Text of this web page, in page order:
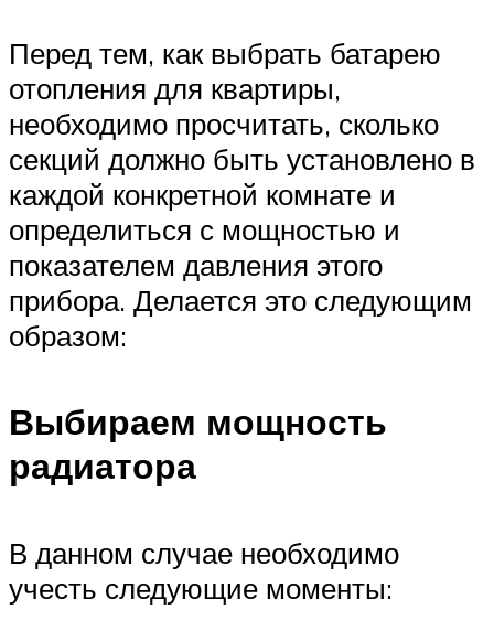
Перед тем, как выбрать батарею
отопления для квартиры,
необходимо просчитать, сколько
секций должно быть установлено в
каждой конкретной комнате и
определиться с мощностью и
показателем давления этого
прибора. Делается это следующим
образом:
Выбираем мощность
радиатора
В данном случае необходимо
учесть следующие моменты: